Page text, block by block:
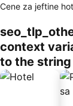
Cene za jeftine
context
to the